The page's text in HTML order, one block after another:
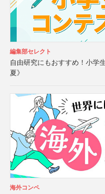
編集部セレクト
自由研究にもおすすめ！小学
夏》
海外コンペ